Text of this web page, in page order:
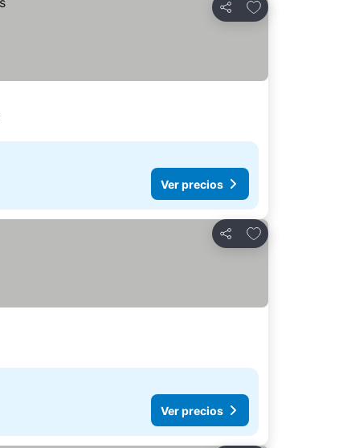
Compartir
Añadir a favoritos
Ver precios
Compartir
Añadir a favoritos
Ver precios